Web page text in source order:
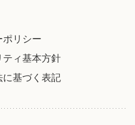
リシー
ィ基本方針
基づく表記